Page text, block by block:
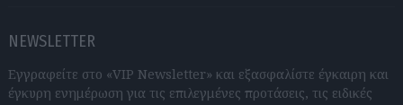
NEWSLETTER
Εγγραφείτε στο «VIP Newsletter» και εξασφαλίστε έγκαιρη και
έγκυρη ενημέρωση για τις επιλεγμένες προτάσεις, τις ειδικές